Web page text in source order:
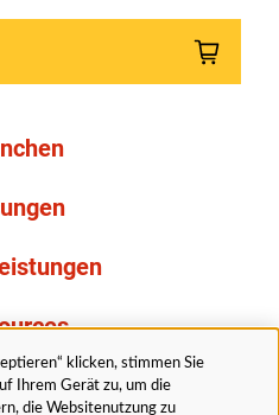
uns
klicken, stimmen Sie
Ihrem Gerät zu, um die
die Websitenutzung zu